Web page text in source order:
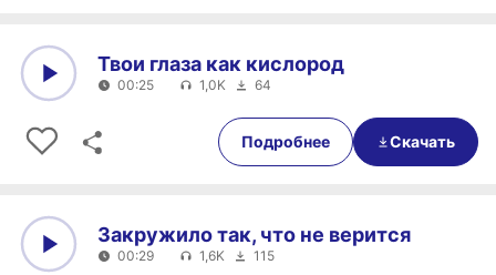
00:25
Твои глаза как кислород
00:25 1,0K 64
Подробнее Скачать
Закружило так, что не верится
00:29 1,6K 115